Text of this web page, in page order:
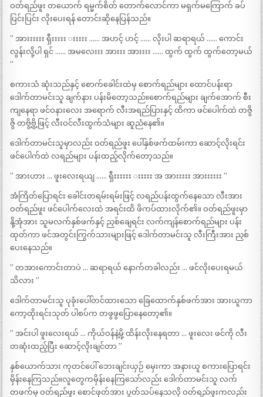
ဝတ်ရည်ဖူး တယောက် ရမ္မက်စိတ် တောက်လောင်ကာ မရှက်မကြောက် ခပ်
ပြင်းပြင်း လိုးပေးရန် တောင်းဆိုနေပြန်သည်။
” အားးးးးး ရှီးးးးး းးးးး …… အဟင့် ဟင့် …… လိုးပါ ဆရာရယ် …… ကောင်း
လွန်းလို့ပါ ရှင် …… အမလေးးး အားးး အားးးး …… ထွက် ထွက် ထွက်တော့မယ်
”
စကားသံ ဆုံးသည်နှင့် စောက်ခေါင်းထဲမှ စောက်ရည်များ ထောင်ပန်းရာ
ဒေါက်တာမင်းသူ ချက်နား ပန်းမိတော့သည်။စောက်ရည်များ ချက်အောက် စီး
ကျနေရာ ဖင်ဝနားလေး အရောက် လီးအရည်ပြားနှင့် ထိကာ ဖင်ပေါက်ထဲ တဇွိ
ဇွိ တဗွိ့ဗွိ့ဖြင့် လီးဝင်လီးထွက်သံများ ဆူညံနေ၏။
ဒေါက်တာမင်းသူမှာလည်း ဝတ်ရည်ဖူး ပေါ်နှစ်ဖက်ထမ်းကာ ဆောင့်လိုးရင်း
ဖင်ပေါက်ထဲ လရည်များ ပန်းထည့်လိုက်တော့သည်။
” အားဟား … ဖူးလေးရယျ …… ရှီးးးးးး းးးးး အ အားးးးး အားးးးးး ”
အံကြိတ်ပြောရင်း ခေါင်းတရမ်းရမ်းဖြင့် လရည်ပန်းထွက်နေသော လီးအား
ဝတ်ရည်ဖူး ဖင်ပေါက်လေးထဲ အရင်းထိ ဖိကပ်ထားလိုက်၏။ ဝတ်ရည်ဖူးမှာ
နို့အုံအား သူမလက်နှစ်ဖက်နှင့် ညှစ်ချေရင်း လက်ကျန်စောက်ရည်များ ပန်း
ထုတ်ကာ ဖင်အတွင်းကြွက်သားများဖြင့် ဒေါက်တာမင်းသူ လီးကြီးအား ညှစ်
ပေးနေသည်။
” တအားကောင်းတာပဲ … ဆရာရယ် နောက်တခါလည်း … ဖင်လိုးပေးရမယ်
သိလား ”
ဒေါက်တာမင်းသူ ပုခုံးပေါ်တင်ထားသော ခြေထောက်နှစ်ဖက်အား အားယူကာ
ကော့ထိုးရင်းသုတ် ပါစပ်က တဖွဖွပြောနေတော့၏။
” အင်းပါ ဖူးလေးရယ် … ကိုယ်ဝန်နဲ့မို့ ထိန်းလိုးနေရတာ … ဖူးလေး ဖင်ကို လီး
တဆုံးထည့်ပြီး ဆောင့်လိုးချင်တာ ”
နှစ်ယောက်သား ကုတင်ပေါ် ဘေးချင်းယှဉ် မှေးကာ အနားယူ စကားပြောရင်း
မှိန်းနေကြသည်။လူတွေကမှိန်းနေကြသော်လည်း ဒေါက်တာမင်းသူ လက်
တဖက်မှ ဝတ်ရည်ဖူး စောင်ဖုတ်အား ပွတ်သပ်နေသလို ဝတ်ရည်ဖူးကလည်း